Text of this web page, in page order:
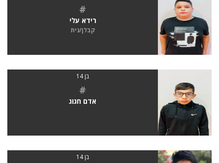
#
רידא עלי
קבלן/נית
בן 14
#
אדם חגוג
בן 14